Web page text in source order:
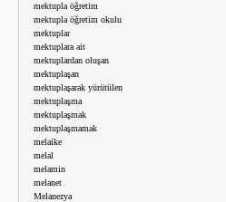
mektupla öğretim
mektupla öğretim okulu
mektuplar
mektuplara ait
mektuplardan oluşan
mektuplaşan
mektuplaşarak yürütülen
mektuplaşma
mektuplaşmak
mektuplaşmamak
melaike
melal
melamin
melanet
Melanezya